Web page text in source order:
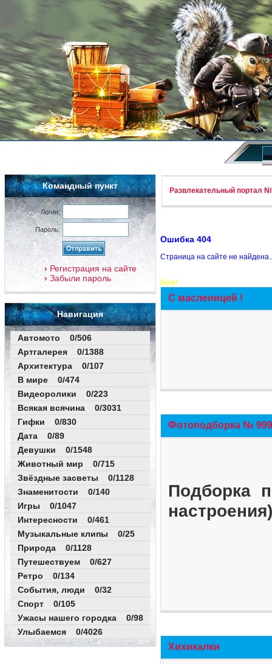
Командный пункт
Логин:
Пароль:
Регистрация на сайте
Забыли пароль
Навигация
Автомото 0/506
Артгалерея 0/1388
Архитектура 0/107
В мире 0/474
Видеоролики 0/223
Всякая всячина 0/3031
Гифки 0/830
Дата 0/89
Девушки 0/1548
Животный мир 0/715
Звёздные засветы 0/1128
Знаменитости 0/140
Игры 0/1047
Интересности 0/461
Музыкальные клипы 0/25
Природа 0/1128
Путешествуем 0/627
Ретро 0/134
События, люди 0/32
Спорт 0/105
Ужасы нашего городка 0/98
Улыбаемся 0/4026
Развлекательный портал
Ошибка 404
Страница на сайте не
New!
С масленицей !
Фотоподборка №
Подборка
Хихикалки